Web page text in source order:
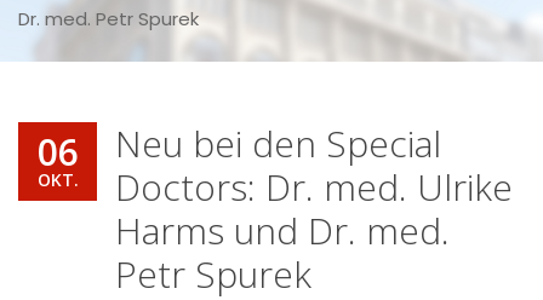
Dr. med. Petr Spurek
06
OKT.
Neu bei den Special
Doctors: Dr. med. Ulrike
Harms und Dr. med.
Petr Spurek